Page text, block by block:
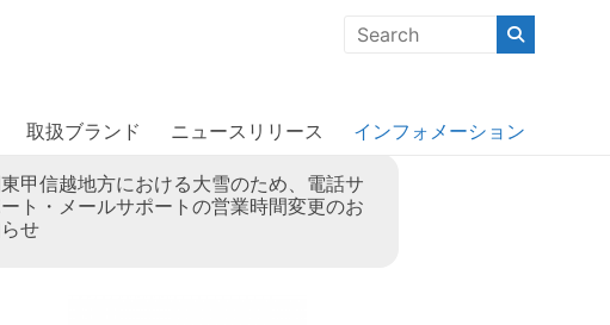
ニークな商品」「機能的な商品」「コストパフォーマンスの高い商
取扱ブランド ニュースリリース インフォメーション
甲信越地方における大雪のため、電話サ
ト・メールサポートの営業時間変更のお
せ